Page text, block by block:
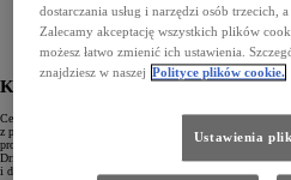
Kierowca a sztuczna inteligencja
Celem Toyoty jest stworzenie takiej technologii, która
z prowadzenia. Opierając się na tych założeniach,
prototyp nowego systemu wsparcia kierowcy opartego na
Driving. Bazuje on na sztucznej inteligencji szkolonej przez
i driftingowych. Jego zadaniem jest wzmacnianie
dostarczania usług i narzędzi osób trzecich,
Zalecamy akceptację wszystkich plików
możesz łatwo zmienić ich ustawienia.
znajdziesz w naszej Polityce plików cookie.
Ustawienia